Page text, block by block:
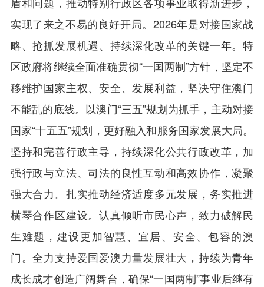
实现了来之不易的良好开局。2026年是对接国家战
略、抢抓发展机遇、持续深化改革的关键一年。特
区政府将继续全面准确贯彻“一国两制”方针，坚定不
移维护国家主权、安全、发展利益，坚决守住澳门
不能乱的底线。以澳门“三五”规划为抓手，主动对接
国家“十五五”规划，更好融入和服务国家发展大局。
坚持和完善行政主导，持续深化公共行政改革，加
强行政与立法、司法的良性互动和高效协作，凝聚
强大合力。扎实推动经济适度多元发展，务实推进
横琴合作区建设。认真倾听市民心声，致力破解民
生难题，建设更加智慧、宜居、安全、包容的澳
门。全力支持爱国爱澳力量发展壮大，持续为青年
成长成才创造广阔舞台，确保“一国两制”事业后继有